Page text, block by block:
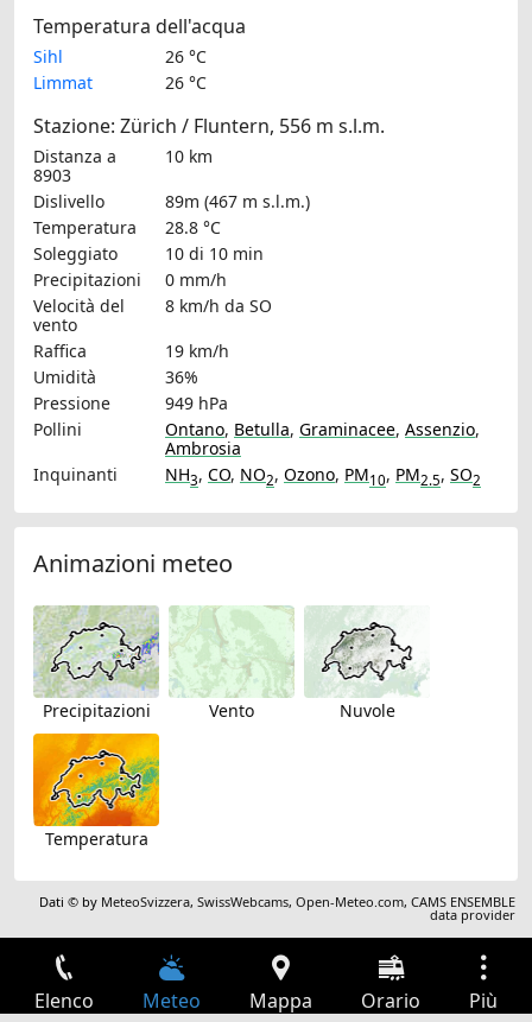
Temperatura dell'acqua
Sihl
26 °C
Limmat
26 °C
Stazione: Zürich / Fluntern, 556 m s.l.m.
Distanza a
8903
10 km
Dislivello
89m (467 m s.l.m.)
Temperatura
28.8 °C
Soleggiato
10 di 10 min
Precipitazioni
0 mm/h
Velocità del
vento
8 km/h da SO
Raffica
19 km/h
Umidità
36%
Pressione
949 hPa
Pollini
Ontano, Betulla, Graminacee, Assenzio,
Ambrosia
Inquinanti
NH3, CO, NO2, Ozono, PM10, PM2.5, SO2
Animazioni meteo
Precipitazioni Vento Nuvole
Temperatura
Dati © by MeteoSvizzera,SwissWebcams,Open-Meteo.com,CAMS ENSEMBLE
data provider
Elenco Meteo Mappa Orario Più